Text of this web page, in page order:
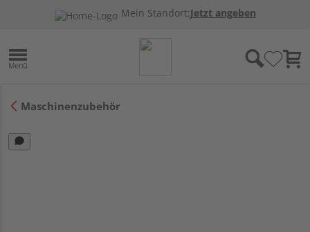
Mein Standort:Jetzt angeben
Maschinenzubehör